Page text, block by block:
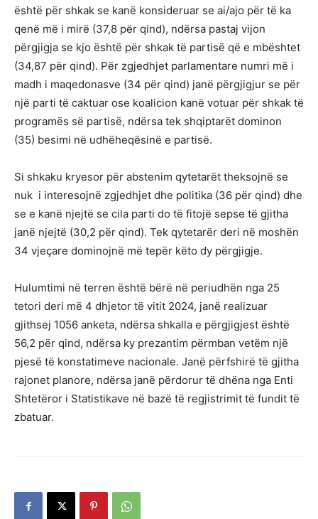
është për shkak se kanë konsideruar se ai/ajo për të ka
qenë më i mirë (37,8 për qind), ndërsa pastaj vijon
përgjigja se kjo është për shkak të partisë që e mbështet
(34,87 për qind). Për zgjedhjet parlamentare numri më i
madh i maqedonasve (34 për qind) janë përgjigjur se për
një parti të caktuar ose koalicion kanë votuar për shkak të
programës së partisë, ndërsa tek shqiptarët dominon
(35) besimi në udhëheqësinë e partisë.
Si shkaku kryesor për abstenim qytetarët theksojnë se
nuk i interesojnë zgjedhjet dhe politika (36 për qind) dhe
se e kanë njejtë se cila parti do të fitojë sepse të gjitha
janë njejtë (30,2 për qind). Tek qytetarër deri në moshën
34 vjeçare dominojnë më tepër këto dy përgjigje.
Hulumtimi në terren është bërë në periudhën nga 25
tetori deri më 4 dhjetor të vitit 2024, janë realizuar
gjithsej 1056 anketa, ndërsa shkalla e përgjigjest është
56,2 për qind, ndërsa ky prezantim përmban vetëm një
pjesë të konstatimeve nacionale. Janë përfshirë të gjitha
rajonet planore, ndërsa janë përdorur të dhëna nga Enti
Shtetëror i Statistikave në bazë të regjistrimit të fundit të
zbatuar.